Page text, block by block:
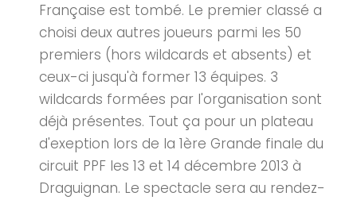
Française est tombé. Le premier classé a
choisi deux autres joueurs parmi les 50
premiers (hors wildcards et absents) et
ceux-ci jusqu'à former 13 équipes. 3
wildcards formées par l'organisation sont
déjà présentes. Tout ça pour un plateau
d'exeption lors de la 1ère Grande finale du
circuit PPF les 13 et 14 décembre 2013 à
Draguignan. Le spectacle sera au rendez-